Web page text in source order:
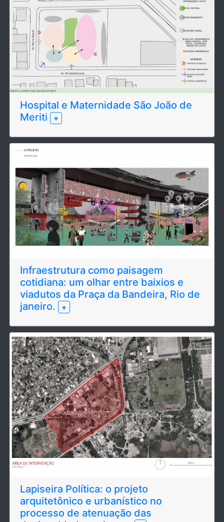
Hospital e Maternidade São João de
Meriti
+
Infraestrutura como paisagem
cotidiana: um olhar entre baixios e
viadutos da Praça da Bandeira, Rio de
janeiro.
+
Lapiseira Política: o projeto
arquitetônico e urbanístico no
processo de atenuação das